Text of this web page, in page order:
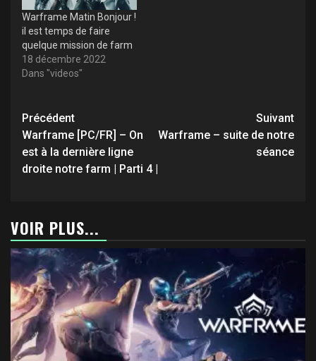
Warframe Matin Bonjour !
il est temps de faire
quelque mission de farm
18 décembre 2022
Dans "videos"
Navigation
d’article
Précédent
Warframe [PC/FR] – On
est à la dernière ligne
droite notre farm | Parti 4 |
Suivant
Warframe – suite de notre
séance
VOIR PLUS...